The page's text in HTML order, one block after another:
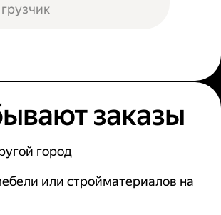
заказы
город
или стройматериалов на